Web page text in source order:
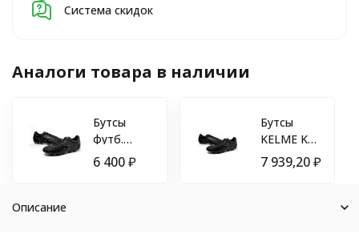
Система скидок
Аналоги товара в наличии
Бутсы
футб.
KELME K-
6 400₽
Бутсы
KELME K-
Fighting
(AG) Black
7 939,20₽
Описание